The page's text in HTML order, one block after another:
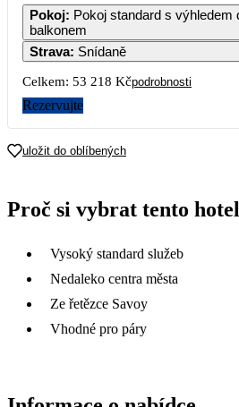
3 4 5 6
10 11 12
17 18 19 20
Pokoj: Pokoj standard s výhledem do zahrady s
balkonem
Strava: Snídaně
Celkem: 53 218 Kčpodrobnosti
Rezervujte
uložit do oblíbených
Proč si vybrat tento hotel
Vysoký standard služeb
Nedaleko centra města
Ze řetězce Savoy
Vhodné pro páry